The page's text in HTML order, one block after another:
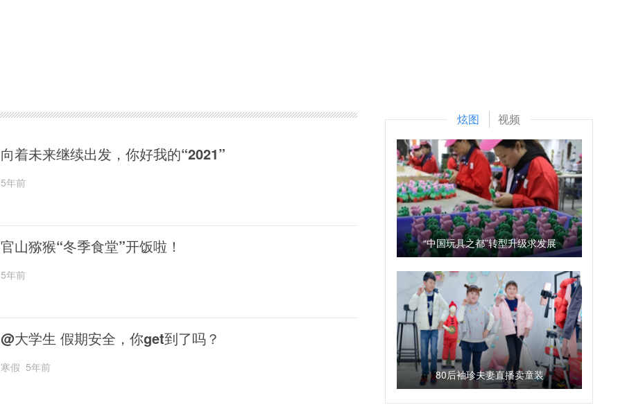
向着未来继续出发，你好我的“2021”
5年前
官山猕猴“冬季食堂”开饭啦！
5年前
@大学生 假期安全，你get到了吗？
寒假 5年前
炫图 视频
“中国玩具之都”转型升级求发展
80后袖珍夫妻直播卖童装